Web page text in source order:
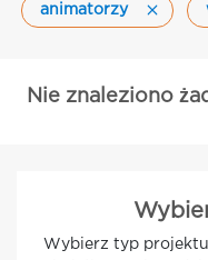
animatorzy
Nie znaleziono
Wybierz typ